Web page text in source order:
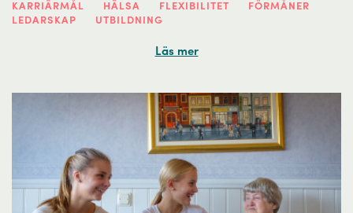
KARRIÄRMÅL HÄLSA FLEXIBILITET
FÖRMÅNER
LEDARSKAP
UTBILDNING
Läs mer